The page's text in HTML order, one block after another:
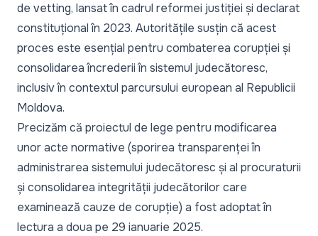
de vetting, lansat în cadrul reformei justiției și declarat
constituțional în 2023. Autoritățile susțin că acest
proces este esențial pentru combaterea corupției și
consolidarea încrederii în sistemul judecătoresc,
inclusiv în contextul parcursului european al Republicii
Moldova.
Precizăm că proiectul de lege pentru modificarea
unor acte normative (sporirea transparenței în
administrarea sistemului judecătoresc și al procuraturii
și consolidarea integrității judecătorilor care
examinează cauze de corupție) a fost adoptat în
lectura a doua pe 29 ianuarie 2025.